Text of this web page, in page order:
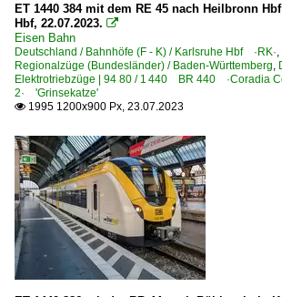
ET 1440 384 mit dem RE 45 nach Heilbronn
Hbf, 22.07.2023. 
Eisen Bahn
Deutschland / Bahnhöfe (F - K) / Karlsruhe Hbf ·RK·,
Regionalzüge (Bundesländer) / Baden-Württemberg,
Elektrotriebzüge | 94 80 / 1 440 BR 440 ·Coradia
2· 'Grinsekatze'
 1995 1200x900 Px, 23.07.2023